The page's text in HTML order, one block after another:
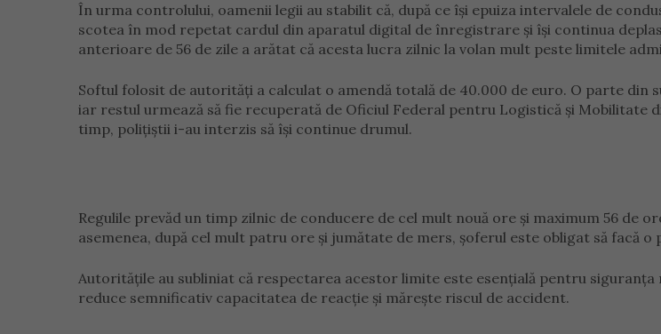
În urma controlului, oamenii legii au stabilit că, după ce își epuiza intervalele de
scotea în mod repetat cardul din aparatul digital de înregistrare și își continua
anterioare de 56 de zile a arătat că acesta lucra zilnic la volan mult peste limitele
Softul folosit de autorități a calculat o amendă totală de 40.000 de euro. O parte din
iar restul urmează să fie recuperată de Oficiul Federal pentru Logistică și Mobilitate
timp, polițiștii i-au interzis să își continue drumul.
Regulile prevăd un timp zilnic de conducere de cel mult nouă ore și maximum 56 de
asemenea, după cel mult patru ore și jumătate de mers, șoferul este obligat să facă o
Autoritățile au subliniat că respectarea acestor limite este esențială pentru
reduce semnificativ capacitatea de reacție și mărește riscul de accident.